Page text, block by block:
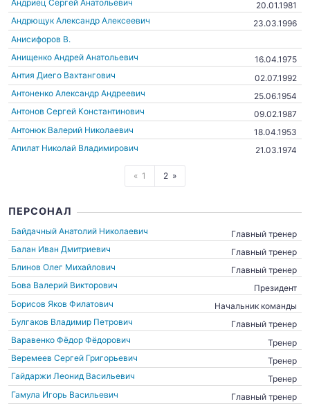
Андриец Сергей Анатольевич
20.01.1981
Андрющук Александр Алексеевич
23.03.1996
Анисифоров В.
Анищенко Андрей Анатольевич
16.04.1975
Антия Диего Вахтангович
02.07.1992
Антоненко Александр Андреевич
25.06.1954
Антонов Сергей Константинович
09.02.1987
Антонюк Валерий Николаевич
18.04.1953
Апилат Николай Владимирович
21.03.1974
1 2
ПЕРСОНАЛ
Байдачный Анатолий Николаевич
Главный тренер
Балан Иван Дмитриевич
Главный тренер
Блинов Олег Михайлович
Главный тренер
Бова Валерий Викторович
Президент
Борисов Яков Филатович
Начальник команды
Булгаков Владимир Петрович
Главный тренер
Варавенко Фёдор Фёдорович
Тренер
Веремеев Сергей Григорьевич
Тренер
Гайдаржи Леонид Васильевич
Тренер
Гамула Игорь Васильевич
Главный тренер